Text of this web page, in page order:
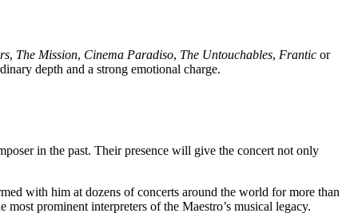
, The Mission, Cinema Paradiso, The Untouchables, Frantic or
depth and a strong emotional charge.
in the past. Their presence will give the concert not only
with him at dozens of concerts around the world for more than
prominent interpreters of the Maestro’s musical legacy.